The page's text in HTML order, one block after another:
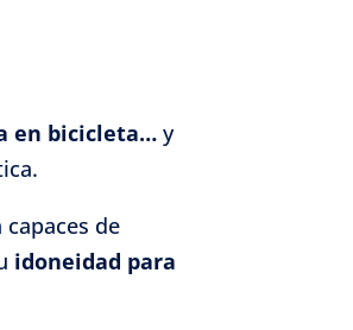
en bicicleta… y
capaces de
idoneidad para